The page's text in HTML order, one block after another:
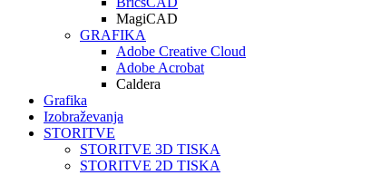
MagiCAD
GRAFIKA
Adobe Creative Cloud
Adobe Acrobat
Caldera
Grafika
Izobraževanja
STORITVE
STORITVE 3D TISKA
STORITVE 2D TISKA